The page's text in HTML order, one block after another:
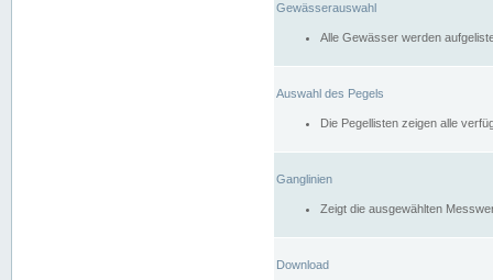
Gewässerauswahl
Alle Gewässer werden
Auswahl des Pegels
Die Pegellisten zeigen alle
Ganglinien
Zeigt die ausgewählten
Download